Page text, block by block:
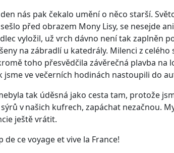
nás pak čekalo umění o něco starší.
před obrazem Mony Lisy, se nesejde
vyložil, už vrch dávno není tak zaplněn
na zábradlí u katedrály. Milenci z
toho přesvědčila závěrečná plavba na
jsme ve večerních hodinách nastoupili do
tak úděsná jako cesta tam, protože
v našich kufrech, zapáchat nezačnou.
ještě vrátit.
de ce voyage et vive la France!